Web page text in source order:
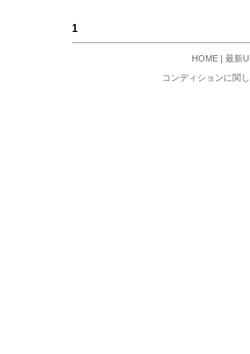
1
HOME | 最新
コンディションに関